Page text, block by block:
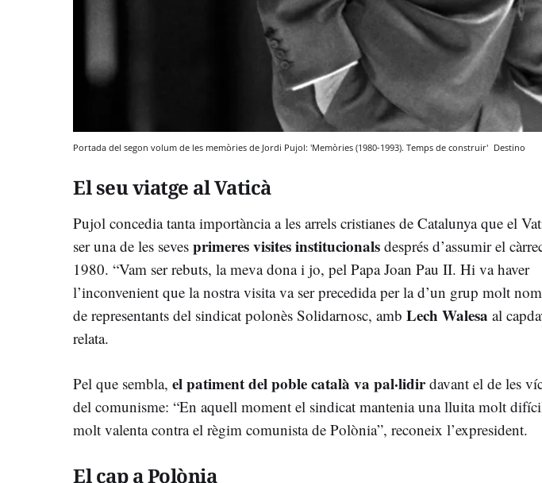
Portada del segon volum de les memòries de Jordi Pujol: 'Memòries (1980-1993). Temps de construir' Destino
El seu viatge al Vaticà
Pujol concedia tanta importància a les arrels cristianes de Catalunya que el
ser una de les seves primeres visites institucionals després d’assumir el
1980. “Vam ser rebuts, la meva dona i jo, pel Papa Joan Pau II. Hi va haver
l’inconvenient que la nostra visita va ser precedida per la d’un grup molt
de representants del sindicat polonès Solidarnosc, amb Lech Walesa al
relata.
Pel que sembla, el patiment del poble català va pal·lidirdavant el de les
del comunisme: “En aquell moment el sindicat mantenia una lluita molt
molt valenta contra el règim comunista de Polònia”, reconeix l’expresident.
El cap a Polònia